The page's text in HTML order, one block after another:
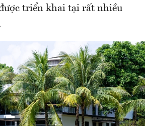
triển khai tại rất nhiều